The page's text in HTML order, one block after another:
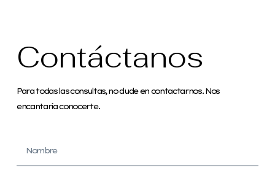
Contáctanos
Para todas las consultas, no dude en contactarnos. Nos
encantaría conocerte.